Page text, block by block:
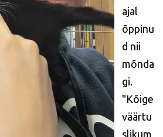
ajal
õppinu
d nii
mõnda
gi.
"Kõige
väärtu
slikum